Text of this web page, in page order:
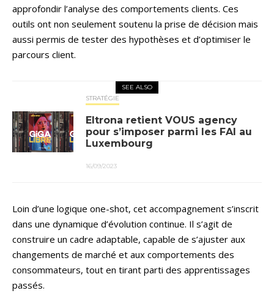
approfondir l’analyse des comportements clients. Ces
outils ont non seulement soutenu la prise de décision mais
aussi permis de tester des hypothèses et d’optimiser le
parcours client.
SEE ALSO
STRATÉGIE
Eltrona retient VOUS agency
pour s’imposer parmi les FAI au
Luxembourg
16/09/2023
Loin d’une logique one-shot, cet accompagnement s’inscrit
dans une dynamique d’évolution continue. Il s’agit de
construire un cadre adaptable, capable de s’ajuster aux
changements de marché et aux comportements des
consommateurs, tout en tirant parti des apprentissages
passés.